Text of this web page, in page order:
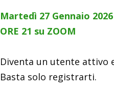
Martedì 27 Gennaio 2026
ORE 21 su ZOOM
Diventa un utente attivo
Basta solo registrarti.